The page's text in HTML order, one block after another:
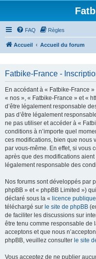
FAQ Règles
Accueil Accueil du forum
Fatbike-France -
En accédant à « Fatbike-France
« nos », « Fatbike-France » et «
d’être légalement responsable
pas d’être légalement
ne pas utiliser et accéder à «
conditions à n’importe quel
ces modifications, bien que nous
par vous-même. En effet, si vous
après que des modifications aient
légalement responsable des
Nos forums sont développés par
phpBB » et « phpBB Limited »)
déclaré sous la « licence
téléchargé sur le site de phpBB
de faciliter les discussions sur
être tenu comme responsable de
acceptons et que nous
phpBB, veuillez consulter le site
Vous acceptez de ne publier